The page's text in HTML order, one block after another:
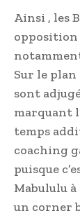
Ainsi , les
opposition
Sur le
sont
marquant
temps
coaching
puisque
Mabululu
un corner